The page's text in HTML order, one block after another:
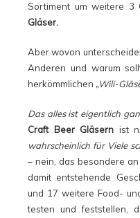
Sortiment um weitere 3
Gläser.
Aber wovon
Anderen und warum
herkömmlichen „Wili-
Das alles ist eigentlich
Craft Beer Gläsern ist
wahrscheinlich für Viele
– nein, das besondere
damit entstehende
und 17 weitere Food-
testen und feststellen,